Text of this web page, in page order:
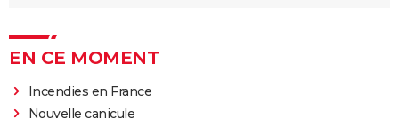
EN CE MOMENT
Incendies en France
Nouvelle canicule